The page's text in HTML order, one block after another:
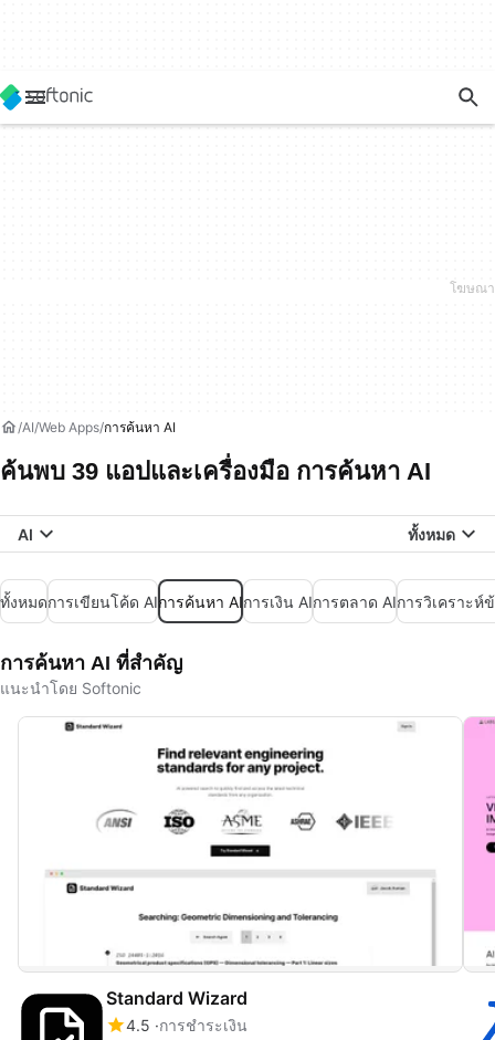
AI Web Apps การค้นหา AI
ค้นพบ 39 แอปและเครื่องมือ การค้นหา AI
AI ทั้งหมด
ทั้งหมดการเขียนโค้ด AIการค้นหา AIการเงิน AIการตลาด AIการวิเคราะห์
การค้นหา AI ที่สำคัญ
แนะนำโดย Softonic
Standard Wizard
4.5 การชำระเงิน